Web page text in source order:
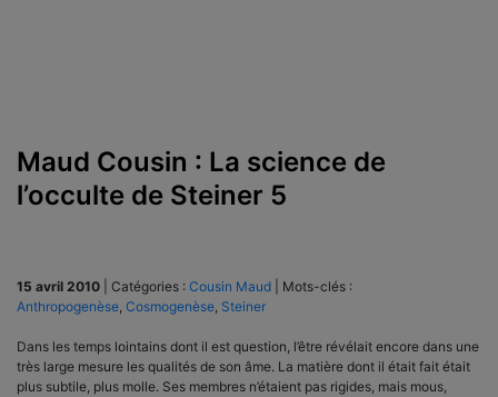
Maud Cousin : La science de
l’occulte de Steiner 5
15 avril 2010 Catégories : Cousin Maud
Mots-clés :
Anthropogenèse, Cosmogenèse, Steiner
Dans les temps lointains dont il est question, l’être révélait encore dans une
très large mesure les qualités de son âme. La matière dont il était fait était
plus subtile, plus molle. Ses membres n’étaient pas rigides, mais mous,